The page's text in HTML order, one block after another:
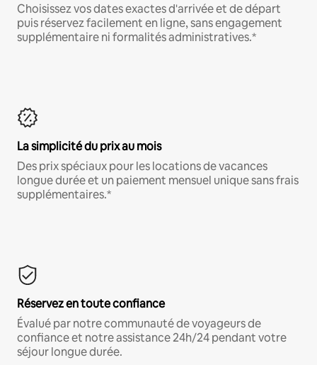
Choisissez vos dates exactes d'arrivée et de départ
puis réservez facilement en ligne, sans engagement
supplémentaire ni formalités administratives.*
La simplicité du prix au mois
Des prix spéciaux pour les locations de vacances
longue durée et un paiement mensuel unique sans frais
supplémentaires.*
Réservez en toute confiance
Évalué par notre communauté de voyageurs de
confiance et notre assistance 24h/24 pendant votre
séjour longue durée.